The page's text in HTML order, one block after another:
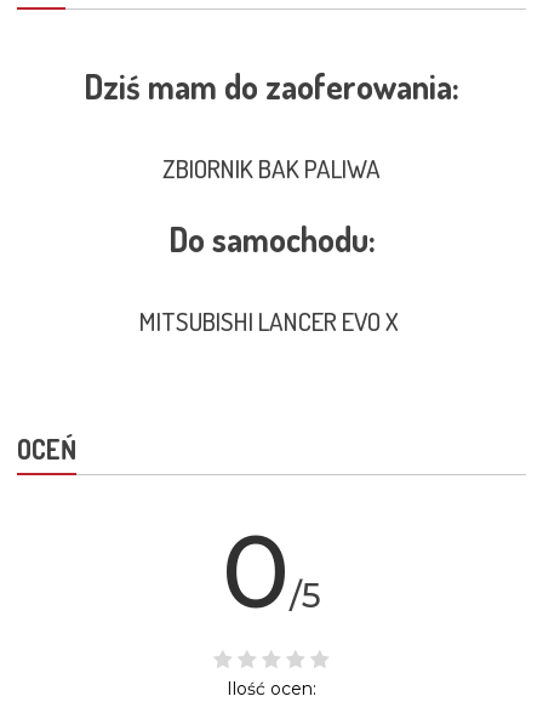
Dziś mam do zaoferowania:
ZBIORNIK BAK PALIWA
Do samochodu:
MITSUBISHI LANCER EVO X
OCEŃ
0/5
Ilość ocen: